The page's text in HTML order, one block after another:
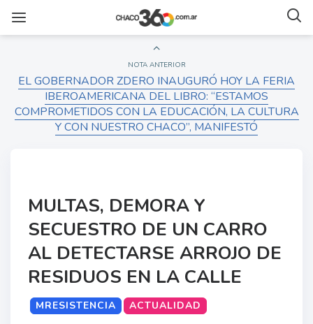
NOTA ANTERIOR
EL GOBERNADOR ZDERO INAUGURÓ HOY LA FERIA
IBEROAMERICANA DEL LIBRO: “ESTAMOS
COMPROMETIDOS CON LA EDUCACIÓN, LA CULTURA
Y CON NUESTRO CHACO”, MANIFESTÓ
MULTAS, DEMORA Y
SECUESTRO DE UN CARRO
AL DETECTARSE ARROJO DE
RESIDUOS EN LA CALLE
MRESISTENCIA ACTUALIDAD